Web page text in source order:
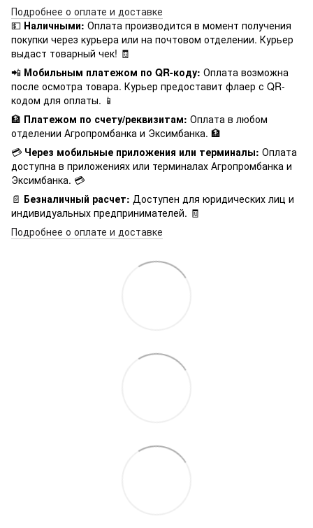
Подробнее о оплате и доставке
💵 Наличными: Оплата производится в момент получения
покупки через курьера или на почтовом отделении. Курьер
выдаст товарный чек! 🧾
📲 Мобильным платежом по QR-коду: Оплата возможна
после осмотра товара. Курьер предоставит флаер с QR-
кодом для оплаты. 📱
🏦 Платежом по счету/реквизитам: Оплата в любом
отделении Агропромбанка и Эксимбанка. 🏦
💳 Через мобильные приложения или терминалы: Оплата
доступна в приложениях или терминалах Агропромбанка и
Эксимбанка. 💳
📄 Безналичный расчет: Доступен для юридических лиц и
индивидуальных предпринимателей. 🧾
Подробнее о оплате и доставке